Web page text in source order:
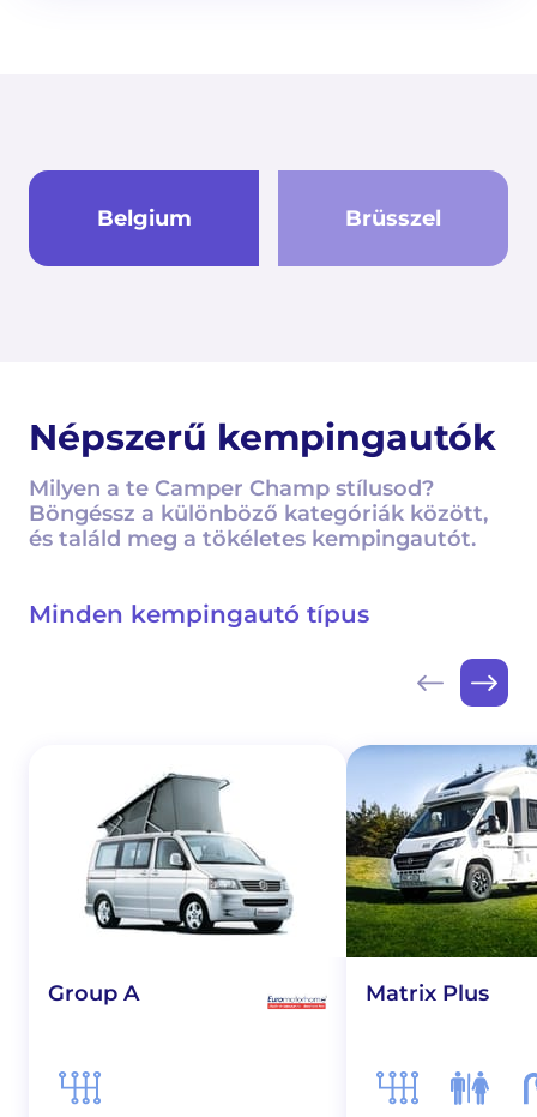
Belgium Brüsszel
Népszerű kempingautók
Milyen a te Camper Champ stílusod?
Böngéssz a különböző kategóriák között,
és találd meg a tökéletes kempingautót.
Minden kempingautó típus
Group A Matrix Plus